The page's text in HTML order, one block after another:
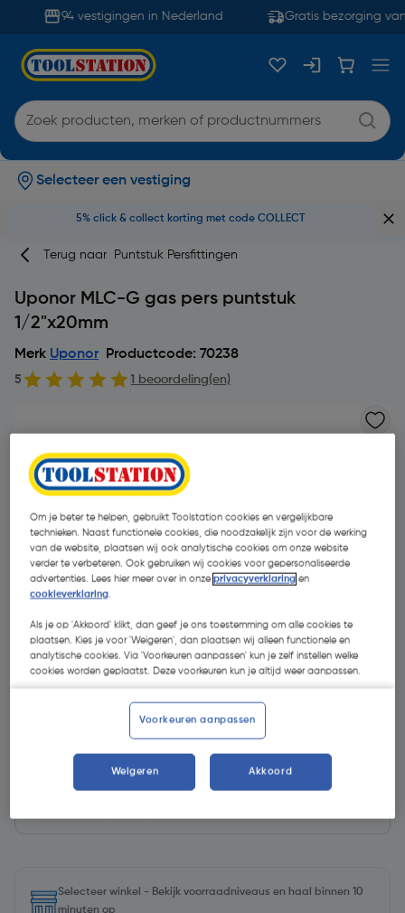
94 vestigingen in Nederland Gratis bezorging
Selecteer een vestiging
5% click & collect korting met code COLLECT
Terug naar Puntstuk Persfittingen
Uponor MLC-G gas pers puntstuk
1/2"x20mm
Merk Uponor Productcode: 70238
5 1 beoordeling(en)
| Excl. btw € 10,04
Selecteer winkel - Bekijk voorraadniveaus en haal binnen 10
minuten op
Om je beter te helpen, gebruikt Toolstation cookies en vergelijkbare
technieken. Naast functionele cookies, die noodzakelijk zijn voor de werking
van de website, plaatsen wij ook analytische cookies om onze website
verder te verbeteren. Ook gebruiken wij cookies voor gepersonaliseerde
advertenties. Lees hier meer over in onzeprivacyverklaring en
cookieverklaring.
Als je op 'Akkoord' klikt, dan geef je ons toestemming om alle cookies te
plaatsen. Kies je voor 'Weigeren', dan plaatsen wij alleen functionele en
analytische cookies. Via 'Voorkeuren aanpassen' kun je zelf instellen welke
cookies worden geplaatst. Deze voorkeuren kun je altijd weer aanpassen.
Voorkeuren aanpassen
Weigeren Akkoord